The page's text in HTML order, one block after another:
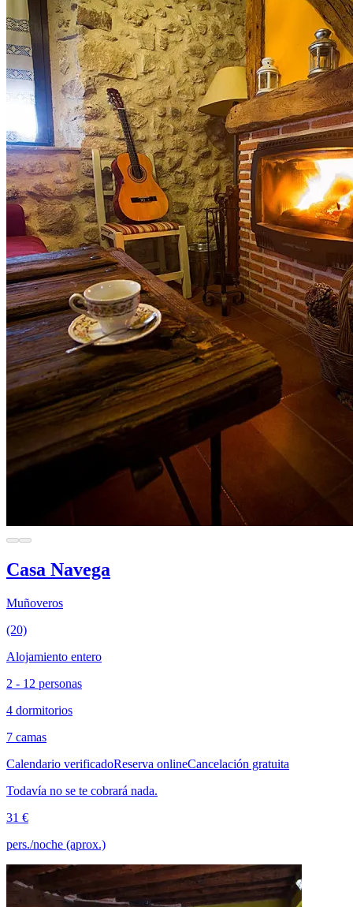
Casa Navega
Muñoveros
(20)
Alojamiento entero
2 - 12 personas
4 dormitorios
7 camas
Calendario verificadoReserva onlineCancelación gratuita
Todavía no se te cobrará nada.
31 €
pers./noche (aprox.)